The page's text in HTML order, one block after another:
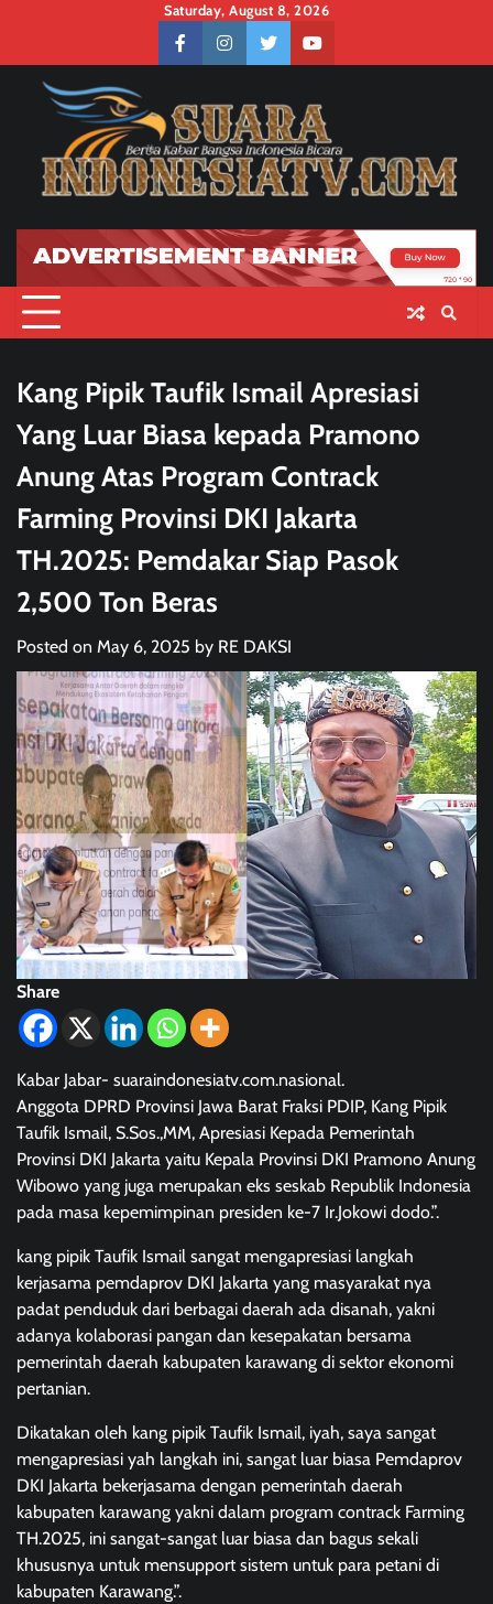
content
Saturday, August 8, 2026
facebookinstagramtwitteryoutube
Kang Pipik Taufik Ismail Apresiasi
Yang Luar Biasa kepada Pramono
Anung Atas Program Contrack
Farming Provinsi DKI Jakarta
TH.2025: Pemdakar Siap Pasok
2,500 Ton Beras
Posted on May 6, 2025 by RE DAKSI
Share
Kabar Jabar- suaraindonesiatv.com.nasional.
Anggota DPRD Provinsi Jawa Barat Fraksi PDIP, Kang Pipik
Taufik Ismail, S.Sos.,MM, Apresiasi Kepada Pemerintah
Provinsi DKI Jakarta yaitu Kepala Provinsi DKI Pramono Anung
Wibowo yang juga merupakan eks seskab Republik Indonesia
pada masa kepemimpinan presiden ke-7 Ir.Jokowi dodo.”.
kang pipik Taufik Ismail sangat mengapresiasi langkah
kerjasama pemdaprov DKI Jakarta yang masyarakat nya
padat penduduk dari berbagai daerah ada disanah, yakni
adanya kolaborasi pangan dan kesepakatan bersama
pemerintah daerah kabupaten karawang di sektor ekonomi
pertanian.
Dikatakan oleh kang pipik Taufik Ismail, iyah, saya sangat
mengapresiasi yah langkah ini, sangat luar biasa Pemdaprov
DKI Jakarta bekerjasama dengan pemerintah daerah
kabupaten karawang yakni dalam program contrack Farming
TH.2025, ini sangat-sangat luar biasa dan bagus sekali
khususnya untuk mensupport sistem untuk para petani di
kabupaten Karawang.”.